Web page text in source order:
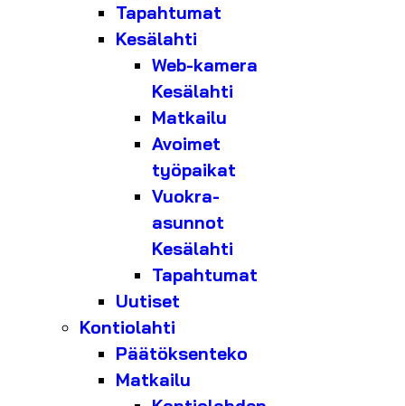
Tapahtumat
Kesälahti
Web-kamera
Kesälahti
Matkailu
Avoimet
työpaikat
Vuokra-
asunnot
Kesälahti
Tapahtumat
Uutiset
Kontiolahti
Päätöksenteko
Matkailu